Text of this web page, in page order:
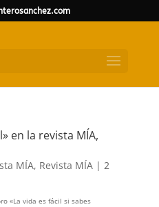
en la revista MÍA,
MÍA, Revista MÍA| 2
«La vida es fácil si sabes